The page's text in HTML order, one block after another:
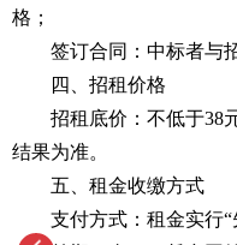
格；
签订合同：中标者与
四、招租价格
招租底价：不低于38
结果为准。
五、租金收缴方式
支付方式：租金实行“